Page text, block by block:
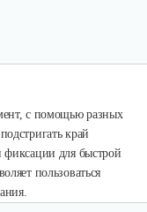
с помощью разных
край
фиксации для быстрой
пользоваться
AL-KO GS…
Смотреть
AL-KO HT…